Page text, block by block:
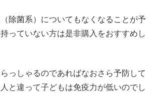
除菌系）についてもなくなることが予
っていない方は是非購入をおすすめし
っしゃるのであればなおさら予防して
と違って子どもは免疫力が低いのでし